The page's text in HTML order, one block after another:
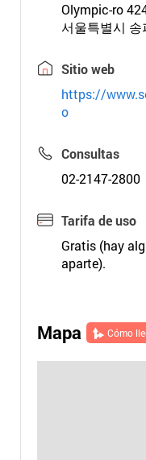
Olympic-ro
서울특별시
Sitio web
https://
o
Consultas
02-2147-2800
Tarifa de uso
Gratis (hay
aparte).
Mapa Cómo